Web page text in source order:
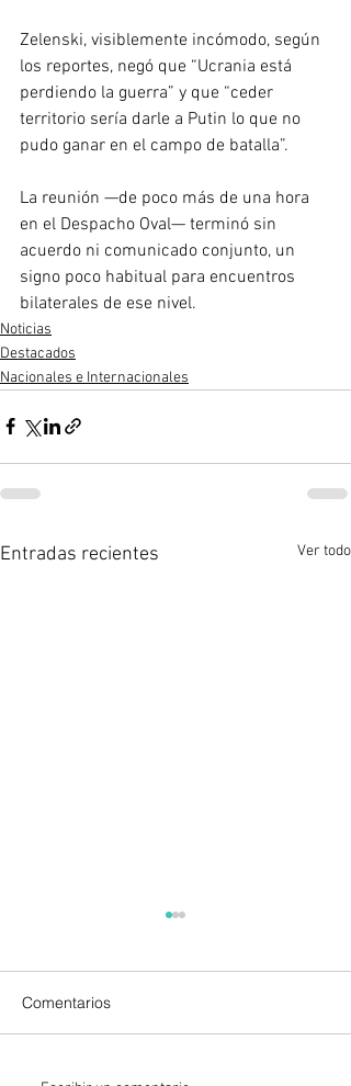
Zelenski, visiblemente incómodo, según
los reportes, negó que “Ucrania está
perdiendo la guerra” y que “ceder
territorio sería darle a Putin lo que no
pudo ganar en el campo de batalla”.
La reunión —de poco más de una hora
en el Despacho Oval— terminó sin
acuerdo ni comunicado conjunto, un
signo poco habitual para encuentros
bilaterales de ese nivel.
Noticias
Destacados
Nacionales e Internacionales
Entradas recientes Ver todo
Comentarios